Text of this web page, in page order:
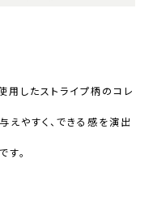
用したストライプ柄のコレ
えやすく、できる感を演出
す。